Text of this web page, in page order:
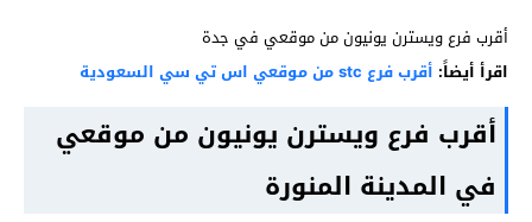
أقرب فرع ويسترن يونيون من موقعي في جدة
اقرأ أيضاً: أقرب فرع stc من موقعي اس تي سي السعودية
أقرب فرع ويسترن يونيون من موقعي
في المدينة المنورة